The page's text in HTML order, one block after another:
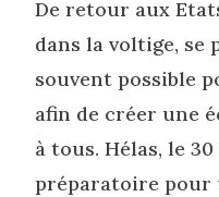
De retour aux
dans la voltige, se
souvent possible
afin de créer une
à tous. Hélas, le
préparatoire pour